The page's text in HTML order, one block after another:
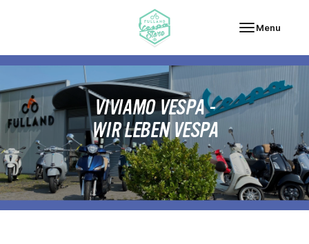
Fulland Vespa-Store
Menu
VIVIAMO VESPA -
WIR LEBEN VESPA